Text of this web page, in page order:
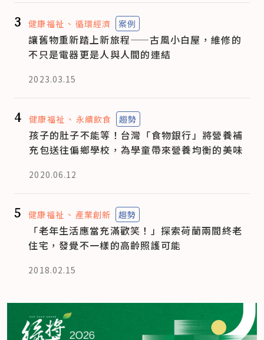
3 健康福祉 循環經濟 案例
讓舊物重新踏上新旅程——古風小白屋，維修的
不只是電器更是人與人間的連結
2023.03.15
4 健康福祉 永續飲食 趨勢
孩子的肚子不能等！台灣「食物銀行」將營養補
充包送往偏鄉學校，為學童帶來營養均衡的美味
2020.06.12
5 健康福祉 產業創新 趨勢
「老年生活應當充滿歡笑！」探索荷蘭兩間終老
住宅，發覺不一樣的高齡照護可能
2018.02.15